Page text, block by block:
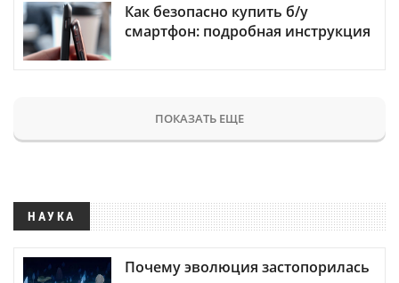
Как безопасно купить б/у
смартфон: подробная инструкция
ПОКАЗАТЬ ЕЩЕ
НАУКА
Почему эволюция застопорилась